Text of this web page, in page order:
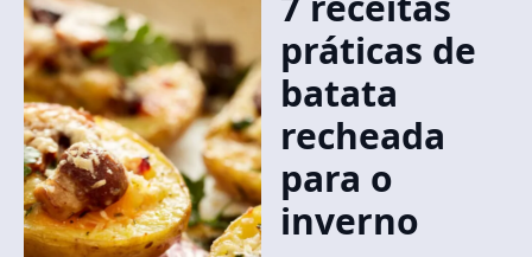
práticas de
batata
recheada
para o
inverno